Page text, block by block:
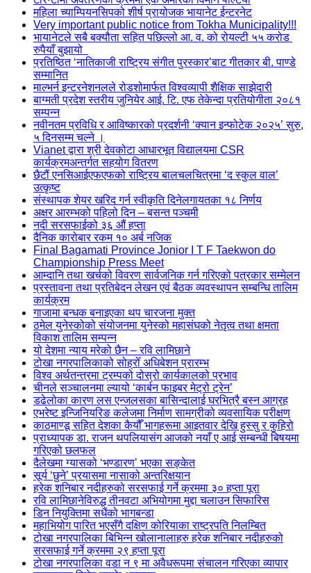
महिला च्याम्पियनसिपको शीर्ष प्रायोजक भायानेट ईन्टरनेट
Very important public notice from Tokha Municipality!!!
भायानेटले सबै बक्यौता सहित पछिल्लो आ. व. को रोयल्टी ५५ करोड
रुपैयाँ बुझायो
प्रतिष्ठित ‘नातिकाजी राष्ट्रिय संगीत पुरस्कार’बाट गीतकार बी. पाण्डे
सम्मानित
माल्भर्न इन्टरनेशनलले रोडशोमार्फत विश्वव्यापी शैक्षिक साझेदारी
बाग्मती प्रदेश स्तरीय जुनियेर आई. टि. एफ तेकेन्दा प्रतियोगीता २०८१
सम्पन्न
नवीनतम प्रविधि र आविष्कारको प्रदर्शनी ‘क्यान इन्फोटेक २०२५’ सुरु,
५ दिनसम्म चल्ने ।
Vianet द्वारा श्री देवकोटा आधारभूत विद्यालयमा CSR
कार्यक्रमअन्तर्गत सहयोग वितरण
छैटौं एनसिआईएफएफको राष्ट्रिय बालचलचित्रमा ‘द स्कुल वाल’
उत्कृष्ट
संस्थापक शेयर खरिद गर्न स्वीकृति दिनेलगायतका १८ निर्णय
अक्षर आरम्भको पहिलो दिन – बसन्त पञ्चमी
नदी सरसफाईको ३६ औं हप्ता
दैनिक कारोबार रकम १० अर्ब नजिक
Final Bagamati Province Jonior I T F Taekwon do
Championship Press Meet
आम्दानि तथा खर्चको विवरण सार्वजनिक गर्न गरिएको पत्रकार सम्मेलन
प्रस्तावना तथा प्रतिबेदन लेखन एवं बैठक व्यवस्थापन सम्बन्धि तालिम
कार्यक्रम
गाजामा बन्धक बनाइएका थप चारजना मुक्त
ठमेल युनेस्कोको संयोजनमा युनेस्को महासंघको नेतृत्व तथा क्षमता
विकाश तालिम सम्पन्न
यो देशमा न्याय मरेको छैन – रवि लामिछाने
टोखा नगरपालिकाको सोह्रोँ अधिबेशन प्रारम्भ
विश्व अर्थतन्त्रमा ट्रम्पको दोस्रो कार्यकालको प्रभाव
चीनले सञ्चालनमा ल्यायो ‘कार्बन फाइबर मेट्रो ट्रेन’
डढेलोका कारण लस एन्जलसका बासिन्दालाई घरभित्रै बस्न आग्रह
एभरेष्ट इन्जिनियरिङ कलेजमा निर्माण सामग्रीको व्यवसायिक परीक्षण
काठमाण्डू सहित देशका कैयौँ भागहरूमा आइतवार देखि हुस्सु र कुहिरो
प्राध्यापक डा. राजन थपलियासंग आजको नयाँ ए आई सम्बन्धी बिषयमा
गरिएको छलफल
दैलेखमा ग्यासको ‘भण्डारण’ भएका सङ्केत
सूर्य ‘छुने’ प्रयासमा नासाको अन्तरिक्षयान
हरेक शनिबार नदीहरुको सरसफाई गर्ने क्रममा ३० हप्ता पूरा
रवि लामिछानेविरुद्ध तीनवटा अभियोगमा मुद्दा चलाउन सिफारिस
डिन नियुक्तिमा सधैंको भागबन्डा
महाभियोग पारित भएसँगै दक्षिण कोरियाका राष्ट्रपति निलम्बित
टोखा नगरपालिका बिभिन्न खोलानालाहरु हरेक शनिबार नदीहरुको
सरसफाई गर्ने क्रममा २९ हप्ता पूरा
टोखा नगरपालिका वडा न ९ मा अवैधरूपमा संचालन गरिएका व्यापार